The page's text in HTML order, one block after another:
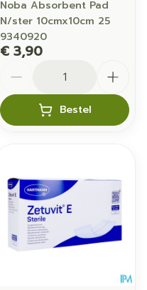
Noba Absorbent Pad
N/ster 10cmx10cm 25
9340920
€ 3,90
Bestel